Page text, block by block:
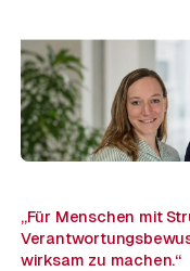
„Für Menschen mit
wirksam zu machen.“